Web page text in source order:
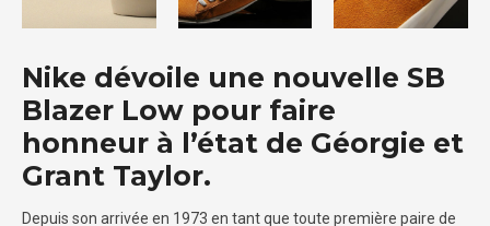
Nike dévoile une nouvelle SB
Blazer Low pour faire
honneur à l’état de Géorgie et
Grant Taylor.
Depuis son arrivée en 1973 en tant que toute première paire de